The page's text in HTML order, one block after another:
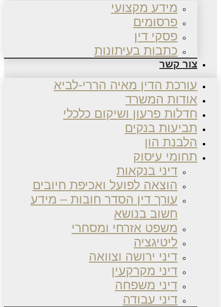
מידע מקצועי
פרסומים
פסקי דין
כתבות בעיתונות
צור קשר
עורכת הדין מאיה הררי-לביא
אודות המשרד
חדלות פרעון ושיקום כלכלי
תביעות בנקים
הלבנת הון
תחומי עיסוק
דיני בנקאות
הוצאה לפועל ואכיפת חיובים
עורך דין הסדר חובות – מידע
חשוב בנושא
משפט אזרחי ומסחרי
ליטיגציה
דיני ירושה וצוואה
דיני מקרקעין
דיני משפחה
דיני עבודה